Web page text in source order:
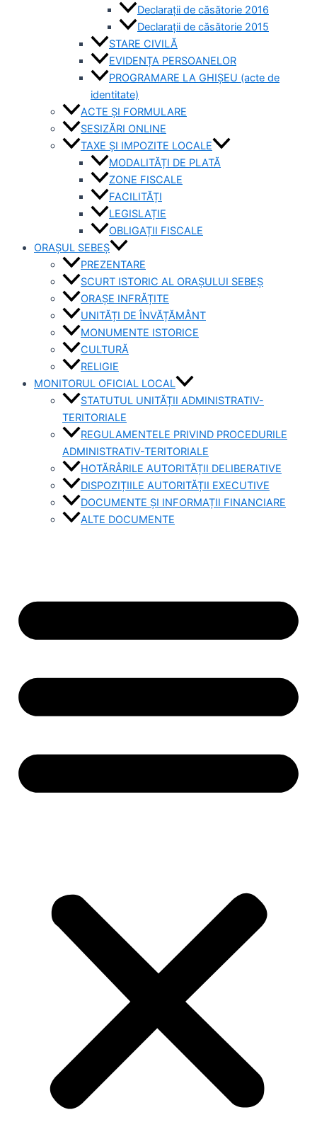
Declarații de căsătorie 2016
Declarații de căsătorie 2015
STARE CIVILĂ
EVIDENȚA PERSOANELOR
PROGRAMARE LA GHIȘEU (acte de
identitate)
ACTE ȘI FORMULARE
SESIZĂRI ONLINE
TAXE ȘI IMPOZITE LOCALE
MODALITĂȚI DE PLATĂ
ZONE FISCALE
FACILITĂȚI
LEGISLAȚIE
OBLIGAȚII FISCALE
ORAȘUL SEBEȘ
PREZENTARE
SCURT ISTORIC AL ORAȘULUI SEBEȘ
ORAȘE INFRĂȚITE
UNITĂȚI DE ÎNVĂȚĂMÂNT
MONUMENTE ISTORICE
CULTURĂ
RELIGIE
MONITORUL OFICIAL LOCAL
STATUTUL UNITĂȚII ADMINISTRATIV-
TERITORIALE
REGULAMENTELE PRIVIND PROCEDURILE
ADMINISTRATIV-TERITORIALE
HOTĂRÂRILE AUTORITĂȚII DELIBERATIVE
DISPOZIȚIILE AUTORITĂȚII EXECUTIVE
DOCUMENTE ȘI INFORMAȚII FINANCIARE
ALTE DOCUMENTE